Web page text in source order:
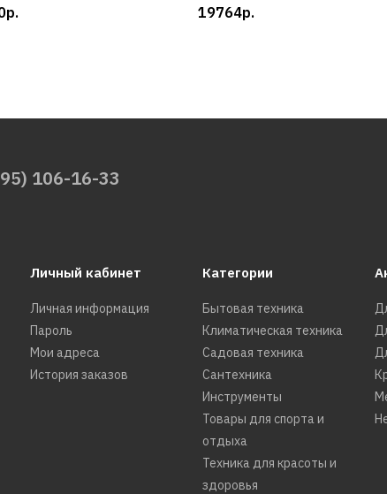
19764р.
106-16-33
Личный кабинет
Личная информация
Пароль
Мои адреса
История заказов
Категории
Бытовая техника
Климатическая техника
Садовая техника
Сантехника
Инструменты
Товары для спорта и
отдыха
Техника для красоты и
здоровья